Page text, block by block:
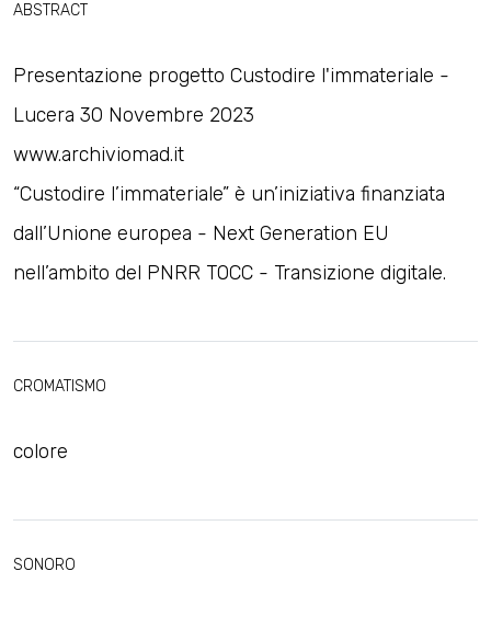
ABSTRACT
Presentazione progetto Custodire l'immateriale -
Lucera 30 Novembre 2023
www.archiviomad.it
“Custodire l’immateriale” è un’iniziativa finanziata
dall’Unione europea - Next Generation EU
nell’ambito del PNRR TOCC - Transizione digitale.
CROMATISMO
colore
SONORO